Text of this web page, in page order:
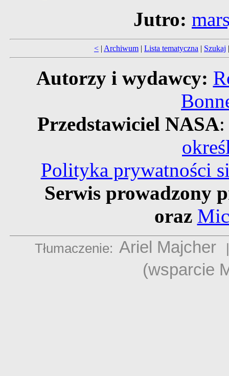
Jutro:
< | Archiwum | Lista tematyczna | Szukaj
Autorzy i wydawcy:
Przedstawiciel NASA
Polityka prywatności
Serwis prowadzony
oraz
Tłumaczenie: Ariel Majcher
(wsparcie